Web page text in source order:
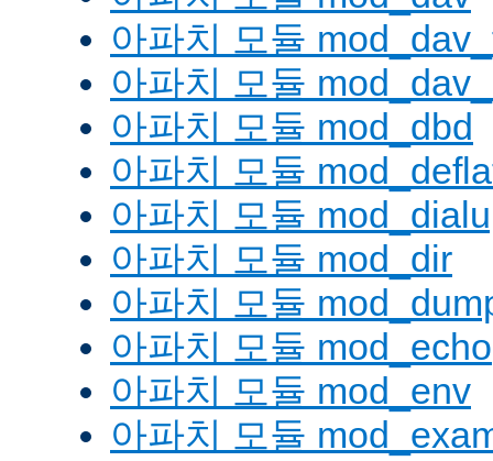
아파치 모듈
아파치 모듈
아파치 모듈 mod_dbd
아파치 모듈
아파치 모듈
아파치 모듈 mod_dir
아파치 모듈
아파치 모듈 mod_echo
아파치 모듈 mod_env
아파치 모듈